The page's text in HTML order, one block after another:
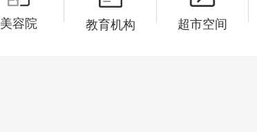
美容院 教育机构 超市空间